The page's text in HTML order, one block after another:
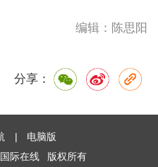
编辑：陈思阳
分享：
|
电脑版
国际在线 版权所有